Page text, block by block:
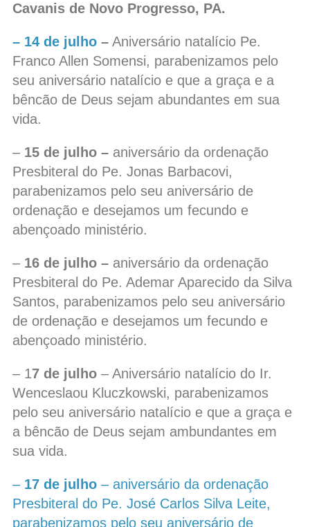
Cavanis de Novo Progresso, PA.
– 14 de julho – Aniversário natalício Pe.
Franco Allen Somensi, parabenizamos pelo
seu aniversário natalício e que a graça e a
bêncão de Deus sejam abundantes em sua
vida.
– 15 de julho – aniversário da ordenação
Presbiteral do Pe. Jonas Barbacovi,
parabenizamos pelo seu aniversário de
ordenação e desejamos um fecundo e
abençoado ministério.
– 16 de julho – aniversário da ordenação
Presbiteral do Pe. Ademar Aparecido da Silva
Santos, parabenizamos pelo seu aniversário
de ordenação e desejamos um fecundo e
abençoado ministério.
– 17 de julho – Aniversário natalício do Ir.
Wenceslaou Kluczkowski, parabenizamos
pelo seu aniversário natalício e que a graça e
a bêncão de Deus sejam ambundantes em
sua vida.
– 17 de julho – aniversário da ordenação
Presbiteral do Pe. José Carlos Silva Leite,
parabenizamos pelo seu aniversário de